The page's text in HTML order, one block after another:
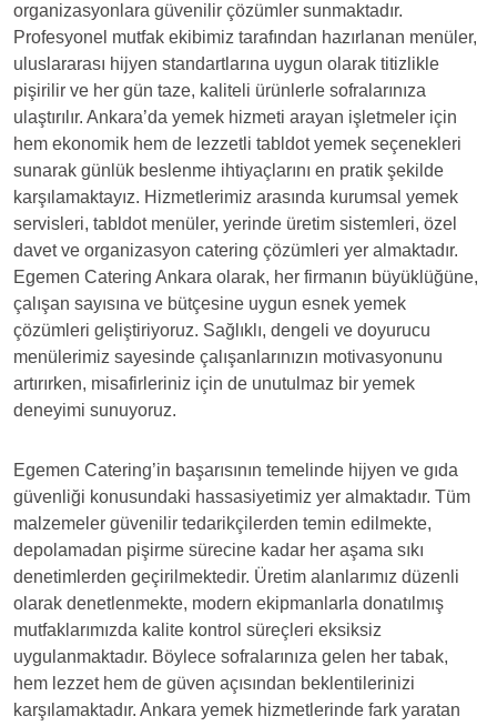
organizasyonlara güvenilir çözümler sunmaktadır.
Profesyonel mutfak ekibimiz tarafından hazırlanan menüler,
uluslararası hijyen standartlarına uygun olarak titizlikle
pişirilir ve her gün taze, kaliteli ürünlerle sofralarınıza
ulaştırılır. Ankara’da yemek hizmeti arayan işletmeler için
hem ekonomik hem de lezzetli tabldot yemek seçenekleri
sunarak günlük beslenme ihtiyaçlarını en pratik şekilde
karşılamaktayız. Hizmetlerimiz arasında kurumsal yemek
servisleri, tabldot menüler, yerinde üretim sistemleri, özel
davet ve organizasyon catering çözümleri yer almaktadır.
Egemen Catering Ankara olarak, her firmanın büyüklüğüne,
çalışan sayısına ve bütçesine uygun esnek yemek
çözümleri geliştiriyoruz. Sağlıklı, dengeli ve doyurucu
menülerimiz sayesinde çalışanlarınızın motivasyonunu
artırırken, misafirleriniz için de unutulmaz bir yemek
deneyimi sunuyoruz.
Egemen Catering’in başarısının temelinde hijyen ve gıda
güvenliği konusundaki hassasiyetimiz yer almaktadır. Tüm
malzemeler güvenilir tedarikçilerden temin edilmekte,
depolamadan pişirme sürecine kadar her aşama sıkı
denetimlerden geçirilmektedir. Üretim alanlarımız düzenli
olarak denetlenmekte, modern ekipmanlarla donatılmış
mutfaklarımızda kalite kontrol süreçleri eksiksiz
uygulanmaktadır. Böylece sofralarınıza gelen her tabak,
hem lezzet hem de güven açısından beklentilerinizi
karşılamaktadır. Ankara yemek hizmetlerinde fark yaratan